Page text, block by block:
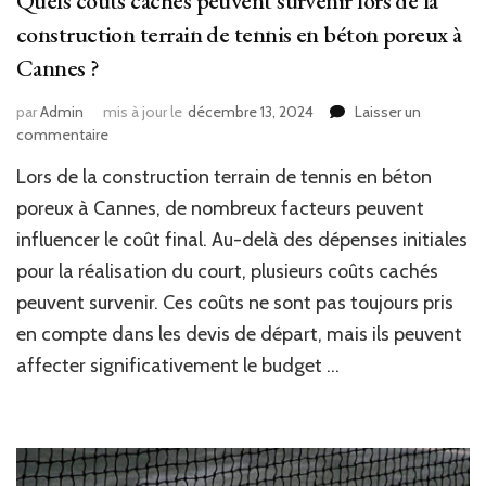
construction terrain de tennis en béton poreux à
Cannes ?
parAdmin mis à jour le décembre 13, 2024
Laisser un
commentairesur
coûts
cachés
survenir
lors
la
construction
terrain
béton
poreux
Lors de la construction terrain de tennis en béton
poreux à Cannes, de nombreux facteurs peuvent
influencer le coût final. Au-delà des dépenses initiales
pour la réalisation du court, plusieurs coûts cachés
peuvent survenir. Ces coûts ne sont pas toujours pris
en compte dans les devis de départ, mais ils peuvent
affecter significativement le budget …